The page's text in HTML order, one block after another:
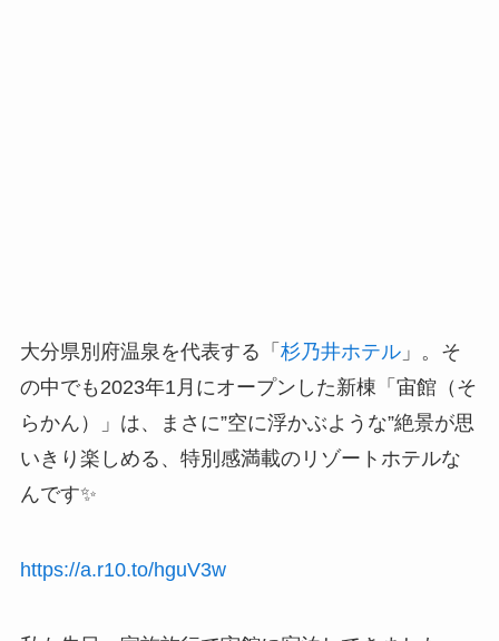
大分県別府温泉を代表する「 杉乃井ホテル」。そ
の中でも2023年1月にオープンした新棟「宙館（そ
らかん）」は、まさに”空に浮かぶような”絶景が思
いきり楽しめる、特別感満載のリゾートホテルな
んです✨
https://a.r10.to/hguV3w